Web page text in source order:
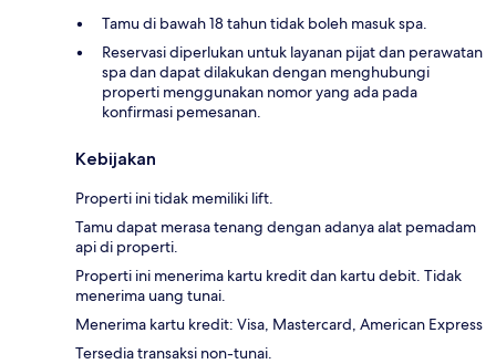
Tamu di bawah 18 tahun tidak boleh masuk spa.
Reservasi diperlukan untuk layanan pijat dan perawatan
spa dan dapat dilakukan dengan menghubungi
properti menggunakan nomor yang ada pada
konfirmasi pemesanan.
Kebijakan
Properti ini tidak memiliki lift.
Tamu dapat merasa tenang dengan adanya alat pemadam
api di properti.
Properti ini menerima kartu kredit dan kartu debit. Tidak
menerima uang tunai.
Menerima kartu kredit: Visa, Mastercard, American Express
Tersedia transaksi non-tunai.